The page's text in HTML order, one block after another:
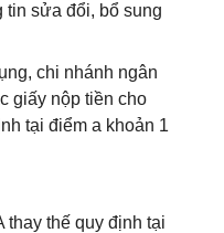
tin sửa đổi, bổ sung
chi nhánh ngân
giấy nộp tiền cho
tại điểm a khoản 1
thay thế quy định tại